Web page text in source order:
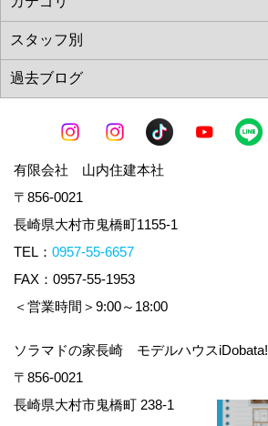
有限会社 山内住建本社
〒856-0021
長崎県大村市鬼橋町1155-1
TEL： 0957-55-6657
FAX：0957-55-1953
＜営業時間＞9:00～18:00
ソラマドの家長崎 モデルハウスiDobata!
〒856-0021
長崎県大村市鬼橋町 238-1